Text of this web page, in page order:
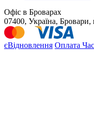
Офіс в Броварах
07400, Україна, Бровари,
єВідновлення Оплата